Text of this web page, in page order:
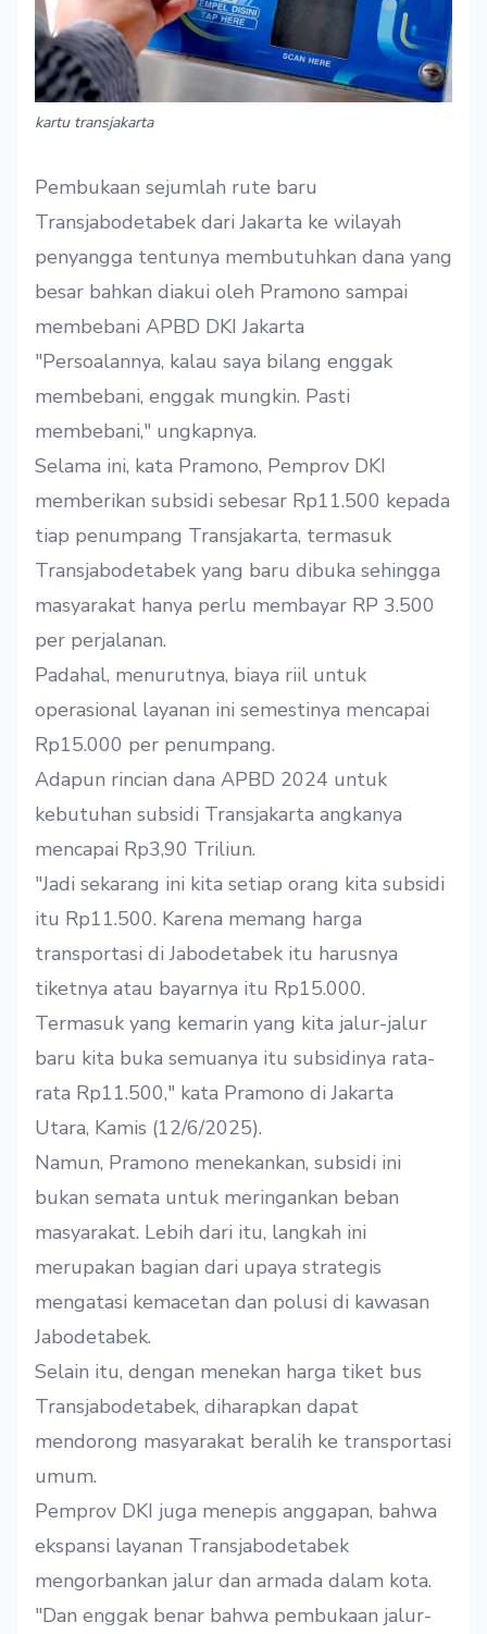
kartu transjakarta
Pembukaan sejumlah rute baru
Transjabodetabek dari Jakarta ke wilayah
penyangga tentunya membutuhkan dana yang
besar bahkan diakui oleh Pramono sampai
membebani APBD DKI Jakarta
"Persoalannya, kalau saya bilang enggak
membebani, enggak mungkin. Pasti
membebani," ungkapnya.
Selama ini, kata Pramono, Pemprov DKI
memberikan subsidi sebesar Rp11.500 kepada
tiap penumpang Transjakarta, termasuk
Transjabodetabek yang baru dibuka sehingga
masyarakat hanya perlu membayar RP 3.500
per perjalanan.
Padahal, menurutnya, biaya riil untuk
operasional layanan ini semestinya mencapai
Rp15.000 per penumpang.
Adapun rincian dana APBD 2024 untuk
kebutuhan subsidi Transjakarta angkanya
mencapai Rp3,90 Triliun.
"Jadi sekarang ini kita setiap orang kita subsidi
itu Rp11.500. Karena memang harga
transportasi di Jabodetabek itu harusnya
tiketnya atau bayarnya itu Rp15.000.
Termasuk yang kemarin yang kita jalur-jalur
baru kita buka semuanya itu subsidinya rata-
rata Rp11.500," kata Pramono di Jakarta
Utara, Kamis (12/6/2025).
Namun, Pramono menekankan, subsidi ini
bukan semata untuk meringankan beban
masyarakat. Lebih dari itu, langkah ini
merupakan bagian dari upaya strategis
mengatasi kemacetan dan polusi di kawasan
Jabodetabek.
Selain itu, dengan menekan harga tiket bus
Transjabodetabek, diharapkan dapat
mendorong masyarakat beralih ke transportasi
umum.
Pemprov DKI juga menepis anggapan, bahwa
ekspansi layanan Transjabodetabek
mengorbankan jalur dan armada dalam kota.
"Dan enggak benar bahwa pembukaan jalur-